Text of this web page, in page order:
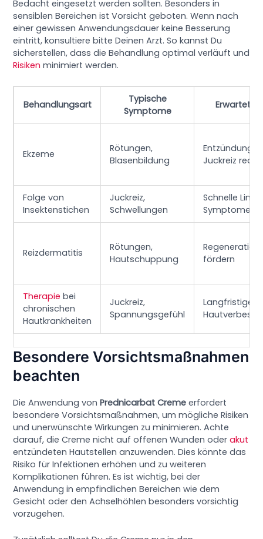
Bedacht eingesetzt werden sollten. Besonders in
sensiblen Bereichen ist Vorsicht geboten. Wenn nach
einer gewissen Anwendungsdauer keine Besserung
eintritt, konsultiere bitte Deinen Arzt. So kannst Du
sicherstellen, dass die Behandlung optimal verläuft und
Risiken minimiert werden.
Behandlungsart
Typische
Symptome
Erwartete
Ekzeme
Rötungen,
Blasenbildung
Juckreiz
Folge von
Insektenstichen
Juckreiz,
Schwellungen
Schnelle
Symptome
Reizdermatitis
Rötungen,
Hautschuppung
Regeneration
fördern
Therapie bei
chronischen
Hautkrankheiten
Juckreiz,
Spannungsgefühl
Langfristige
Besondere Vorsichtsmaßnahmen
beachten
Die Anwendung vonPrednicarbat Creme erfordert
besondere Vorsichtsmaßnahmen, um mögliche Risiken
und unerwünschte Wirkungen zu minimieren. Achte
darauf, die Creme nicht auf offenen Wunden oderakut
entzündeten Hautstellen anzuwenden. Dies könnte das
Risiko für Infektionen erhöhen und zu weiteren
Komplikationen führen. Es ist wichtig, bei der
Anwendung in empfindlichen Bereichen wie dem
Gesicht oder den Achselhöhlen besonders vorsichtig
vorzugehen.